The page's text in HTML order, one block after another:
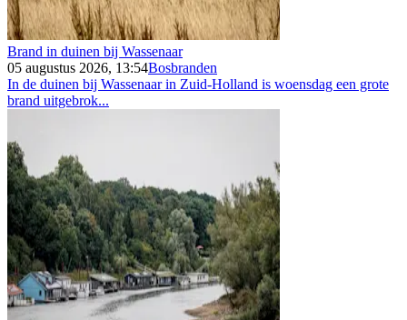
Brand in duinen bij Wassenaar
05 augustus 2026, 13:54Bosbranden
In de duinen bij Wassenaar in Zuid-Holland is woensdag een grote
brand uitgebrok...